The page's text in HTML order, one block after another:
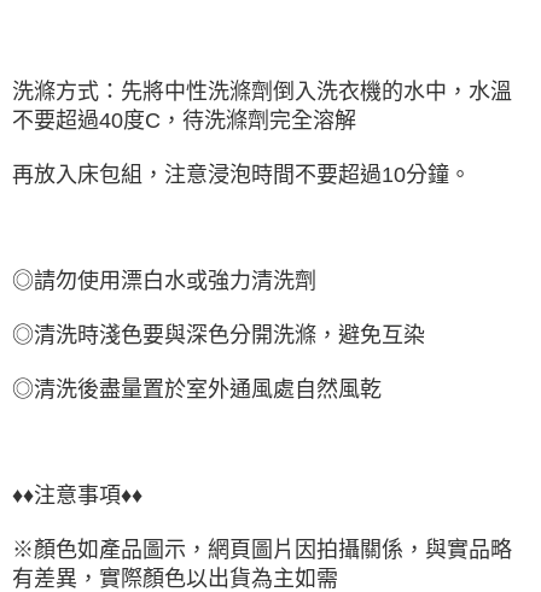
洗滌方式：先將中性洗滌劑倒入洗衣機的水中，水溫
不要超過40度C，待洗滌劑完全溶解
再放入床包組，注意浸泡時間不要超過10分鐘。
◎請勿使用漂白水或強力清洗劑
◎清洗時淺色要與深色分開洗滌，避免互染
◎清洗後盡量置於室外通風處自然風乾
♦♦注意事項♦♦
※顏色如產品圖示，網頁圖片因拍攝關係，與實品略
有差異，實際顏色以出貨為主如需